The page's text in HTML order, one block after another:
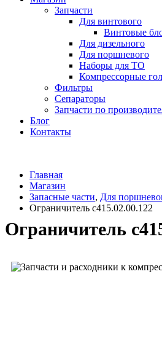
Запчасти
Для винтового
Винтовые
Для дизельного
Для поршневого
Наборы для ТО
Компрессорные
Фильтры
Сепараторы
Запчасти по
Блог
Контакты
Главная
Магазин
Запасные части, Для
Ограничитель с415.02.00.122
Ограничитель